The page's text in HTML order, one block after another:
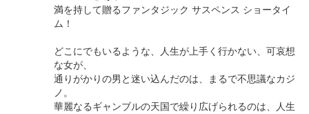
満を持して贈るファンタジック サスペンス ショータイ
ム！
どこにでもいるような、人生が上手く行かない、可哀想
な女が、
通りがかりの男と迷い込んだのは、まるで不思議なカジ
ノ。
華麗なるギャンブルの天国で繰り広げられるのは、人生